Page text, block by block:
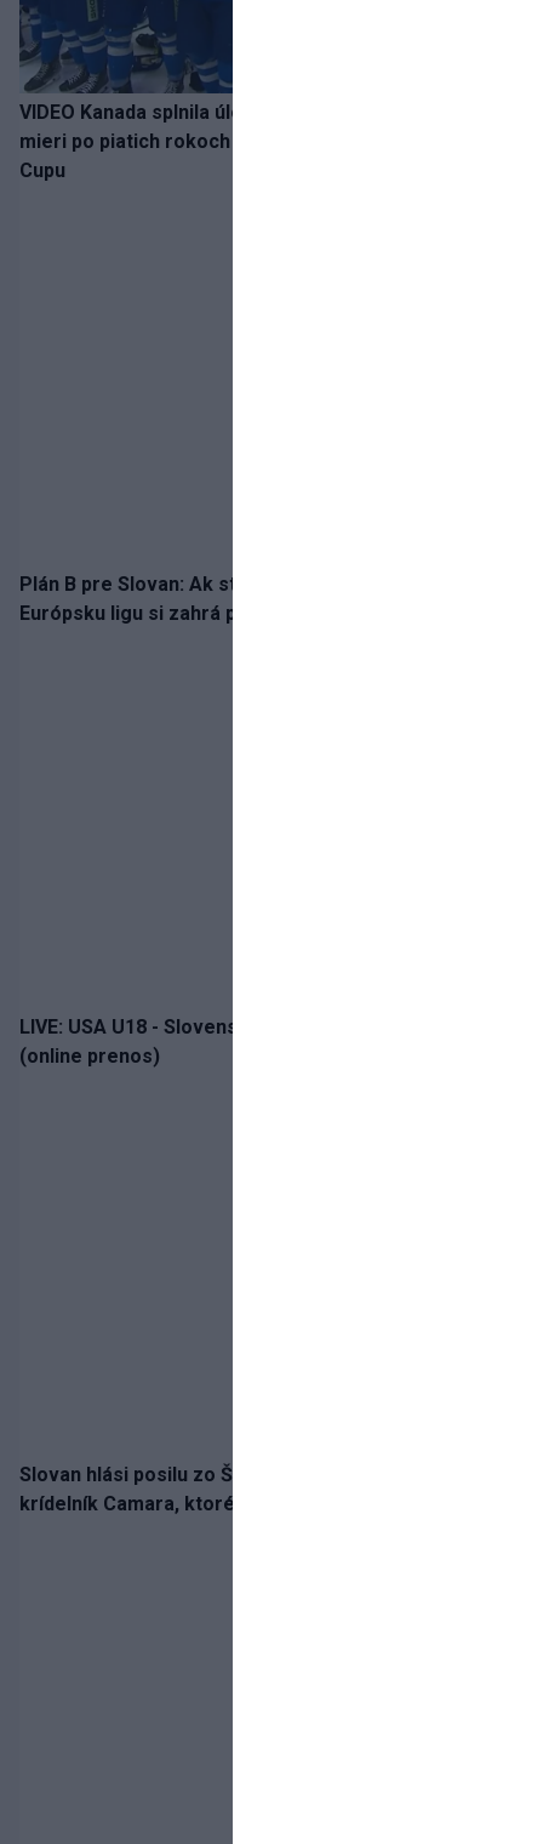
VIDEO Kanada splnila úlohu! Slovenská osemnástka
mieri po piatich rokoch do semifinále Hlinka Gretzky
Cupu
Plán B pre Slovan: Ak stroskotá v Lige majstrov, o
Európsku ligu si zahrá proti Salzburgu alebo Pafosu
LIVE: USA U18 - Slovensko U18 / Hlinka-Gretzky Cup
(online prenos)
Slovan hlási posilu zo Španielska! Belasých posilní
krídelník Camara, ktorého povedie jeho detský vzor